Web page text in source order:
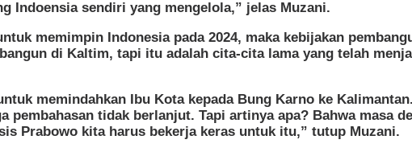
Indoensia sendiri yang mengelola,” jelas Muzani.
memimpin Indonesia pada 2024, maka kebijakan
di Kaltim, tapi itu adalah cita-cita lama yang telah
memindahkan Ibu Kota kepada Bung Karno ke
tidak berlanjut. Tapi artinya apa? Bahwa masa
Prabowo kita harus bekerja keras untuk itu,” tutup Muzani.